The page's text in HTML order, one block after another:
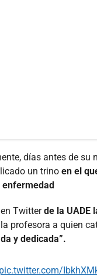
días antes de su
un trino en el
Twitterde la UADE
profesora a quien
y dedicada”.
pic.twitter.com/